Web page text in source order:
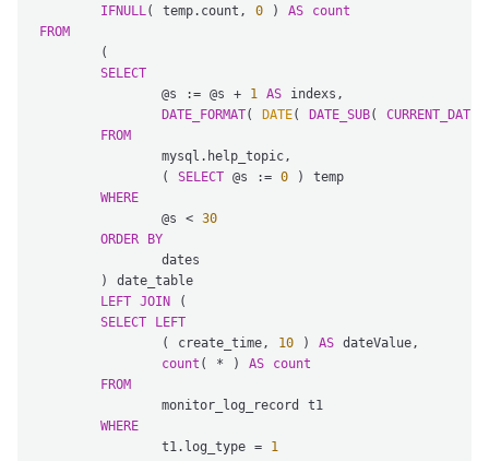
IFNULL( temp.count, 0 ) AS
count
FROM
SELECT
		@s := @s +
1 AS indexs,
DATE_FORMAT( DATE( DATE_SUB( CURRENT_DATE
FROM
		(
SELECT @s := 0 ) temp
WHERE
		@s <
30
ORDER
BY
LEFT JOIN (
SELECT
LEFT
		( create_time,
10 ) AS dateValue,
count ( * ) AS
count
FROM
WHERE
		t1.log_type =
1